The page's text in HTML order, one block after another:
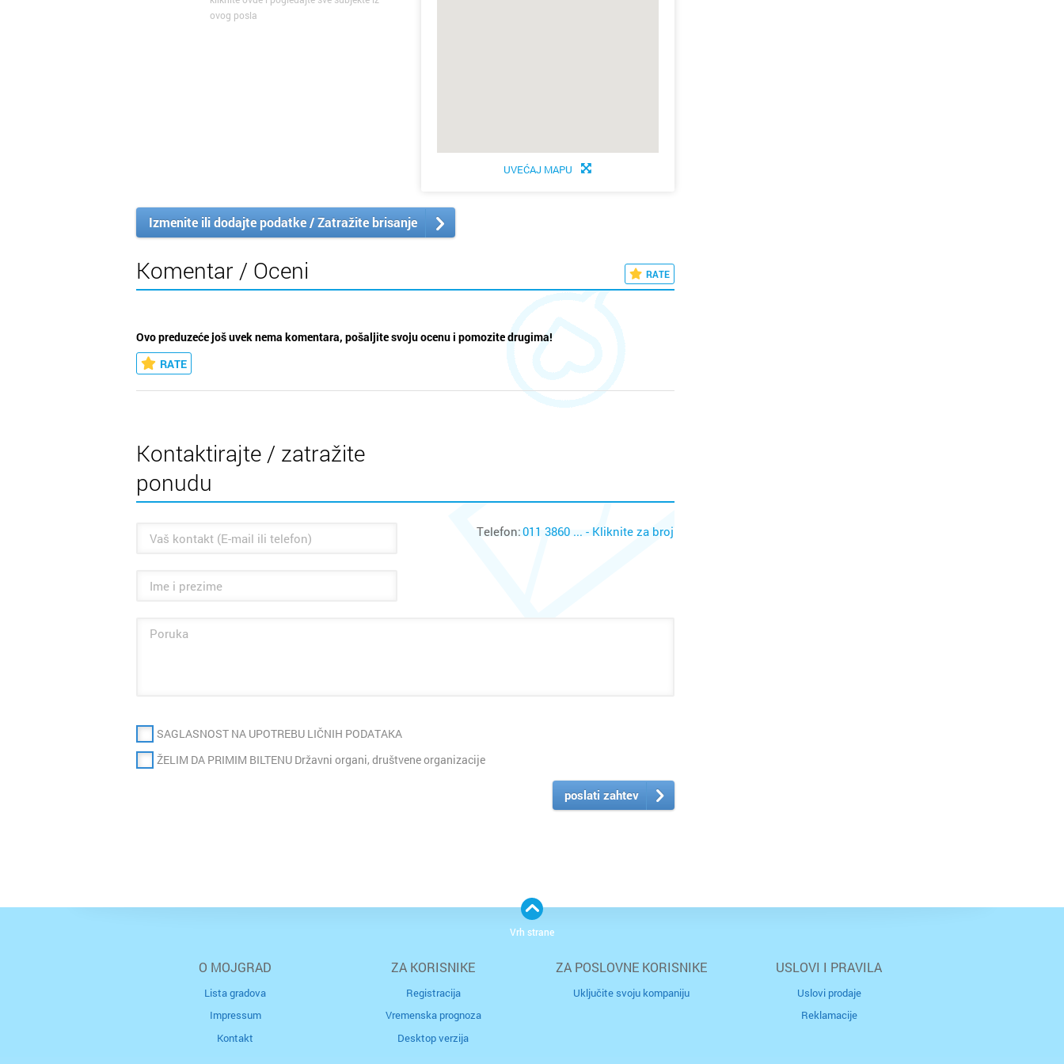
ovog posla
UVEĆAJ MAPU
Izmenite ili dodajte podatke / Zatražite brisanje
Komentar / Oceni RATE
Ovo preduzeće još uvek nema komentara, pošaljite svoju ocenu i pomozite drugima!
RATE
Kontaktirajte / zatražite
ponudu
Telefon:011 3860 ... - Kliknite za broj
SAGLASNOST NA UPOTREBU LIČNIH PODATAKA
ŽELIM DA PRIMIM BILTENU Državni organi, društvene organizacije
poslati zahtev
O MOJGRAD
Lista gradova
Impressum
Kontakt
ZA KORISNIKE
Registracija
Vremenska prognoza
Desktop verzija
ZA POSLOVNE KORISNIKE
Uključite svoju kompaniju
USLOVI I PRAVILA
Uslovi prodaje
Reklamacije
Vrh strane